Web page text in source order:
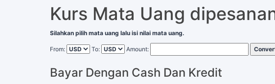
Kurs Mata Uang
Silahkan pilih mata uang lalu isi nilai mata uang.
From: To: Amount:
Bayar Dengan Cash Dan Kredit